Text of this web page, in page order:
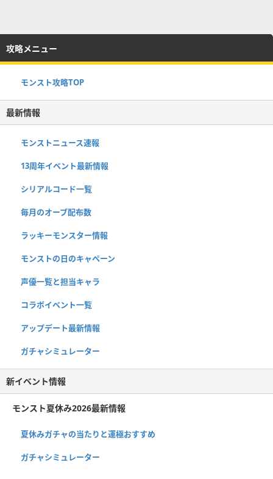
攻略メニュー
モンスト攻略TOP
最新情報
モンストニュース速報
13周年イベント最新情報
シリアルコード一覧
毎月のオーブ配布数
ラッキーモンスター情報
モンストの日のキャペーン
声優一覧と担当キャラ
コラボイベント一覧
アップデート最新情報
ガチャシミュレーター
新イベント情報
モンスト夏休み2026最新情報
夏休みガチャの当たりと運極おすすめ
ガチャシミュレーター